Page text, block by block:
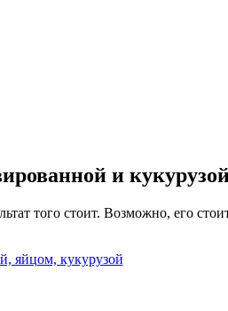
и
того стоит. Возможно, его
яйцом, кукурузой